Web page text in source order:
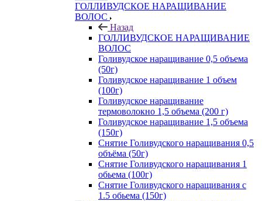
ГОЛЛИВУДСКОЕ НАРАЩИВАНИЕ
ВОЛОС
Назад
ГОЛЛИВУДСКОЕ НАРАЩИВАНИЕ
ВОЛОС
Голивудское наращивание 0,5 объема
(50г)
Голивудское наращивание 1 объем
(100г)
Голивудское наращивание
термоволокно 1,5 объема (200 г)
Голивудское наращивание 1,5 объема
(150г)
Снятие Голивудского наращивания 0,5
объёма (50г)
Снятие Голивудского наращивания 1
обьема (100г)
Снятие Голивудского наращивания с
1.5 обьема (150г)